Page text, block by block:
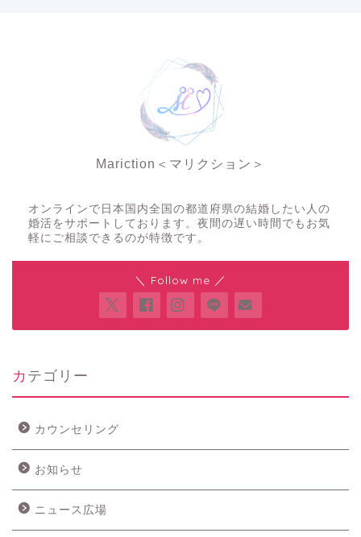
Mariction＜マリクション＞
オンラインで日本国内全国の都道府県の結婚したい人の
婚活をサポートしております。夜間の遅い時間でもお気
軽にご相談できるのが特徴です。
＼ Follow me ／
カテゴリー
カウンセリング
お知らせ
ニュース広場